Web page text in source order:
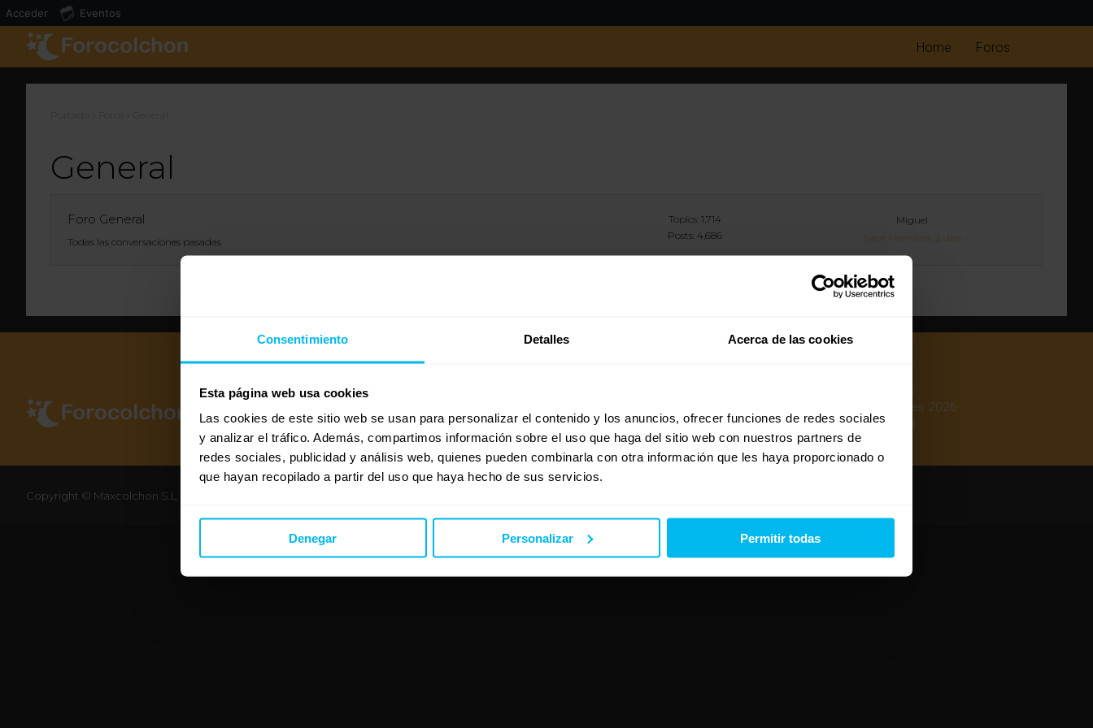
Consentimiento Detalles Acerca de las cookies
Esta página web usa cookies
Las cookies de este sitio web se usan para personalizar el contenido y los anuncios, ofrecer funciones de redes sociales
y analizar el tráfico. Además, compartimos información sobre el uso que haga del sitio web con nuestros partners de
redes sociales, publicidad y análisis web, quienes pueden combinarla con otra información que les haya proporcionado o
que hayan recopilado a partir del uso que haya hecho de sus servicios.
Denegar Personalizar Permitir todas
Home Foros
General
Foro General
Todas las conversaciones pasadas
Topics: 1,714
Posts: 4,686
Miguel
hace 1 semana, 2 días
Mejores colchones 2026
Mejores canapés abatibles 2026
Mejores almohadas 2026
Copyright © Maxcolchon S.L. - Todos los derechos reservados.
Acceder Eventos